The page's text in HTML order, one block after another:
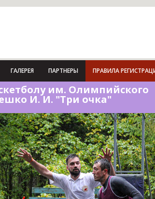
ГАЛЕРЕЯ ПАРТНЕРЫ ПРАВИЛА
им. Олимпийского
И. И. "Три очка"